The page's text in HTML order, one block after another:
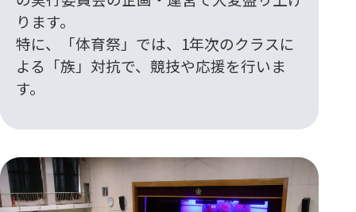
ります。
特に、「体育祭」では、1年次のクラスに
よる「族」対抗で、競技や応援を行いま
す。